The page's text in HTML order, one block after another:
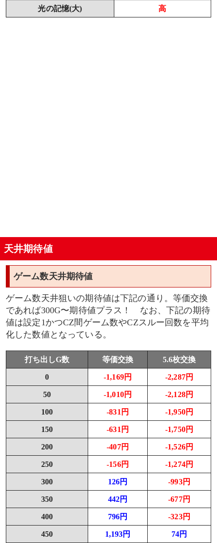
光の記憶(大) 高
天井期待値
ゲーム数天井期待値
ゲーム数天井狙いの期待値は下記の通り。等価交換
であれば300G〜期待値プラス！ なお、下記の期待
値は設定1かつCZ間ゲーム数やCZスルー回数を平均
化した数値となっている。
打ち出しG数 等価交換 5.6枚交換
0 -1,169円 -2,287円
50 -1,010円 -2,128円
100 -831円 -1,950円
150 -631円 -1,750円
200 -407円 -1,526円
250 -156円 -1,274円
300 126円 -993円
350 442円 -677円
400 796円 -323円
450 1,193円 74円